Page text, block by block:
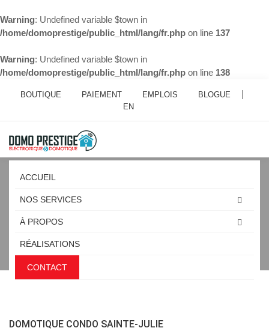
Warning: Undefined variable $town in
/home/domoprestige/public_html/lang/fr.php on line 137
Warning: Undefined variable $town in
/home/domoprestige/public_html/lang/fr.php on line 138
BOUTIQUE PAIEMENT EMPLOIS
BLOGUE
EN
ACCUEIL
NOS SERVICES
À PROPOS
RÉALISATIONS
CONTACT
DOMOTIQUE CONDO SAINTE-
JULIE
DOMOTIQUE CONDO SAINTE-JULIE